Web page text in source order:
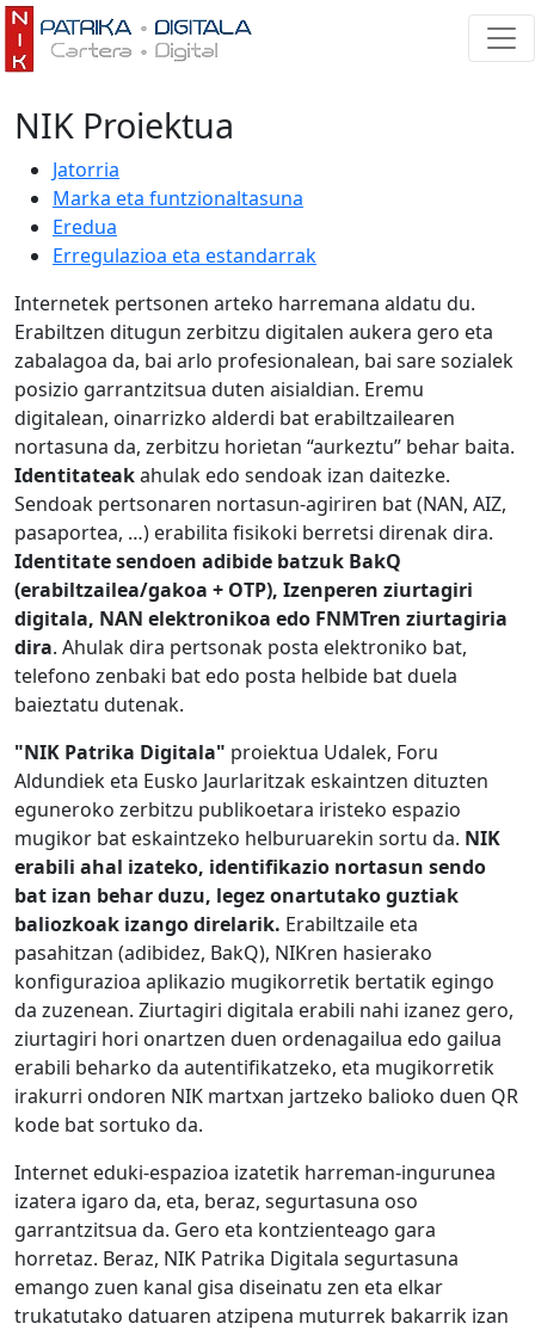
NIK Proiektua
Jatorria
Marka eta funtzionaltasuna
Eredua
Erregulazioa eta estandarrak
Internetek pertsonen arteko harremana aldatu du.
Erabiltzen ditugun zerbitzu digitalen aukera gero eta
zabalagoa da, bai arlo profesionalean, bai sare sozialek
posizio garrantzitsua duten aisialdian. Eremu
digitalean, oinarrizko alderdi bat erabiltzailearen
nortasuna da, zerbitzu horietan “aurkeztu” behar baita.
Identitateakahulak edo sendoak izan daitezke.
Sendoak pertsonaren nortasun-agiriren bat (NAN, AIZ,
pasaportea, …) erabilita fisikoki berretsi direnak dira.
Identitate sendoen adibide batzuk BakQ
(erabiltzailea/gakoa + OTP), Izenperen ziurtagiri
digitala, NAN elektronikoa edo FNMTren ziurtagiria
dira. Ahulak dira pertsonak posta elektroniko bat,
telefono zenbaki bat edo posta helbide bat duela
baieztatu dutenak.
"NIK Patrika Digitala" proiektua Udalek, Foru
Aldundiek eta Eusko Jaurlaritzak eskaintzen dituzten
eguneroko zerbitzu publikoetara iristeko espazio
mugikor bat eskaintzeko helburuarekin sortu da. NIK
erabili ahal izateko, identifikazio nortasun sendo
bat izan behar duzu, legez onartutako guztiak
baliozkoak izango direlarik. Erabiltzaile eta
pasahitzan (adibidez, BakQ), NIKren hasierako
konfigurazioa aplikazio mugikorretik bertatik egingo
da zuzenean. Ziurtagiri digitala erabili nahi izanez gero,
ziurtagiri hori onartzen duen ordenagailua edo gailua
erabili beharko da autentifikatzeko, eta mugikorretik
irakurri ondoren NIK martxan jartzeko balioko duen QR
kode bat sortuko da.
Internet eduki-espazioa izatetik harreman-ingurunea
izatera igaro da, eta, beraz, segurtasuna oso
garrantzitsua da. Gero eta kontzienteago gara
horretaz. Beraz, NIK Patrika Digitala segurtasuna
emango zuen kanal gisa diseinatu zen eta elkar
trukatutako datuaren atzipena muturrek bakarrik izan